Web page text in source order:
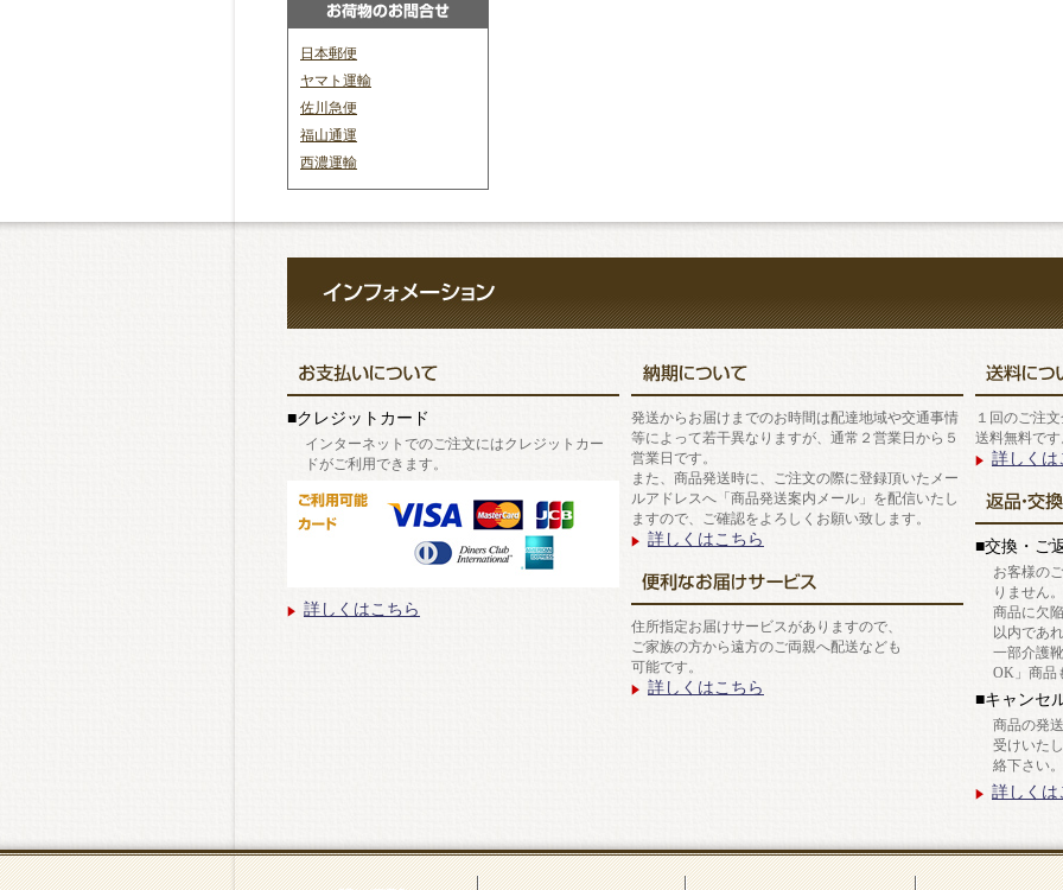
日本郵便
ヤマト運輸
佐川急便
福山通運
西濃運輸
■クレジットカード
インターネットでのご注文にはクレジットカー
ドがご利用できます。
詳しくはこちら
発送からお届けまでのお時間は配達地域や交通事情
等によって若干異なりますが、通常２営業日から５
営業日です。
また、商品発送時に、ご注文の際に登録頂いたメー
ルアドレスへ「商品発送案内メール」を配信いたし
ますので、ご確認をよろしくお願い致します。
詳しくはこちら
住所指定お届けサービスがありますので、
ご家族の方から遠方のご両親へ配送なども
可能です。
詳しくはこちら
１回のご注
送料無料です
詳しくは
■交換・ご
お客様の
りません
商品に欠
以内であ
一部介護
OK」商品
■キャンセ
商品の発
受けいた
絡下さい。
詳しくは